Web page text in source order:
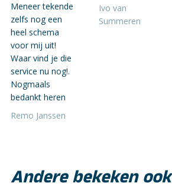
Meneer tekende
zelfs nog een
heel schema
voor mij uit!
Waar vind je die
service nu nog!.
Nogmaals
bedankt heren
Remo Janssen
Ivo van
Summeren
Andere bekeken ook